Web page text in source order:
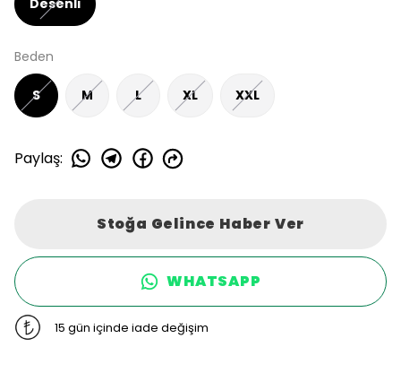
Desenli
Beden
S M L XL XXL
Paylaş:
Stoğa Gelince Haber Ver
WHATSAPP
15 gün içinde iade değişim